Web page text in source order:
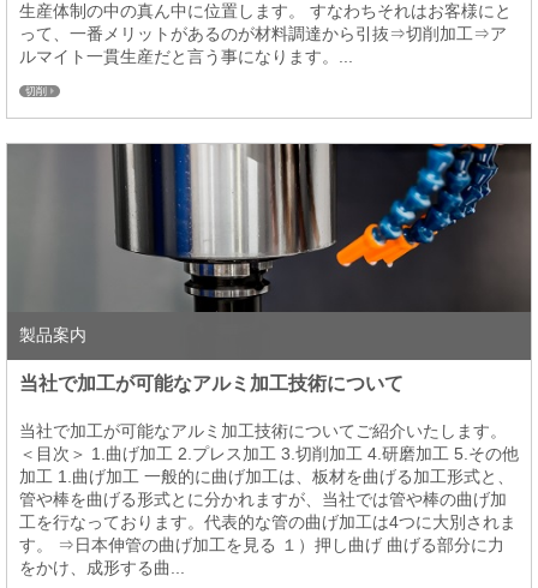
生産体制の中の真ん中に位置します。 すなわちそれはお客様にと
って、一番メリットがあるのが材料調達から引抜⇒切削加工⇒ア
ルマイト一貫生産だと言う事になります。...
切削
製品案内
当社で加工が可能なアルミ加工技術について
当社で加工が可能なアルミ加工技術についてご紹介いたします。
＜目次＞ 1.曲げ加工 2.プレス加工 3.切削加工 4.研磨加工 5.その他
加工 1.曲げ加工 一般的に曲げ加工は、板材を曲げる加工形式と、
管や棒を曲げる形式とに分かれますが、当社では管や棒の曲げ加
工を行なっております。代表的な管の曲げ加工は4つに大別されま
す。 ⇒日本伸管の曲げ加工を見る １）押し曲げ 曲げる部分に力
をかけ、成形する曲...